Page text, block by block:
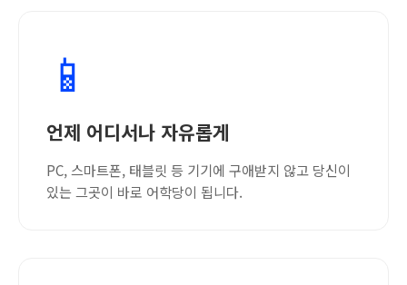
📱
언제 어디서나 자유롭게
PC, 스마트폰, 태블릿 등 기기에 구애받지 않고 당신이
있는 그곳이 바로 어학당이 됩니다.